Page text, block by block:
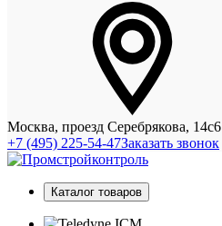
Москва, проезд Серебрякова, 14с6
+7 (495) 225-54-47Заказать звонок
Каталог товаров